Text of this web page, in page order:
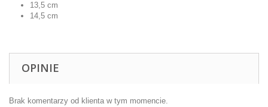
13,5 cm
14,5 cm
OPINIE
Brak komentarzy od klienta w tym momencie.